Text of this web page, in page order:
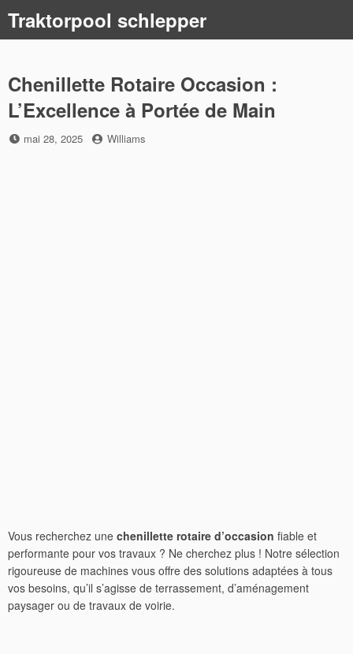
content
Traktorpool schlepper
Chenillette Rotaire Occasion :
L’Excellence à Portée de Main
Posted
mai 28, 2025 by
Williams
Vous recherchez une chenillette rotaire d’occasion fiable et
performante pour vos travaux ? Ne cherchez plus ! Notre sélection
rigoureuse de machines vous offre des solutions adaptées à tous
vos besoins, qu’il s’agisse de terrassement, d’aménagement
paysager ou de travaux de voirie.